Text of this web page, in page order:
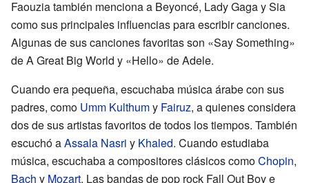
Faouzia también menciona a Beyoncé, Lady Gaga y Sia
como sus principales influencias para escribir canciones.
Algunas de sus canciones favoritas son «Say Something»
de A Great Big World y «Hello» de Adele.
Cuando era pequeña, escuchaba música árabe con sus
padres, como Umm Kulthumy Fairuz, a quienes considera
dos de sus artistas favoritos de todos los tiempos. También
escuchó aAssala Nasri y Khaled. Cuando estudiaba
música, escuchaba a compositores clásicos comoChopin,
Bach y Mozart. Las bandas de pop rock Fall Out Boy e